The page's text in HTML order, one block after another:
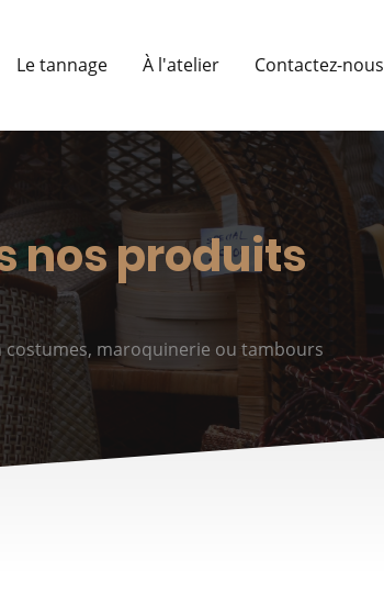
Le tannage À l'atelier Contactez-nous
nos produits
costumes, maroquinerie ou tambours